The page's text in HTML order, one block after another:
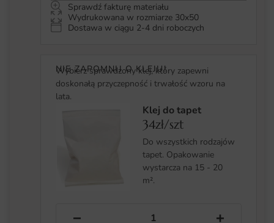
Sprawdź fakturę materiału
Wydrukowana w rozmiarze 30x50
Dostawa w ciągu 2-4 dni roboczych
NIE ZAPOMNIJ O KLEJU!
Wybierz sprawdzony klej, który zapewni
doskonałą przyczepność i trwałość wzoru na
lata.
Klej do tapet
34zł/szt
Do wszystkich rodzajów
tapet. Opakowanie
wystarcza na 15 - 20
m².
− +